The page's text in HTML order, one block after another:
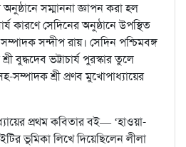
সম্মাননা জ্ঞাপন করা হল
কারণে সেদিনের অনুষ্ঠানে উপস্থিত
সন্দীপ রায়। সেদিন পশ্চিমবঙ্গ
বুদ্ধদেব ভট্টাচার্য পুরস্কার তুলে
সম্পাদক শ্রী প্রণব মুখোপাধ্যায়ের
প্রথম কবিতার বই— ‘হাওয়া-
ভূমিকা লিখে দিয়েছিলেন লীলা